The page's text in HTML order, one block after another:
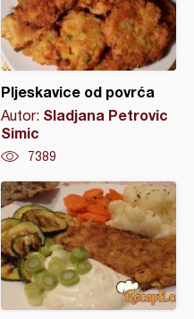
Pljeskavice od povrća
Autor: Sladjana Petrovic
Simic
7389